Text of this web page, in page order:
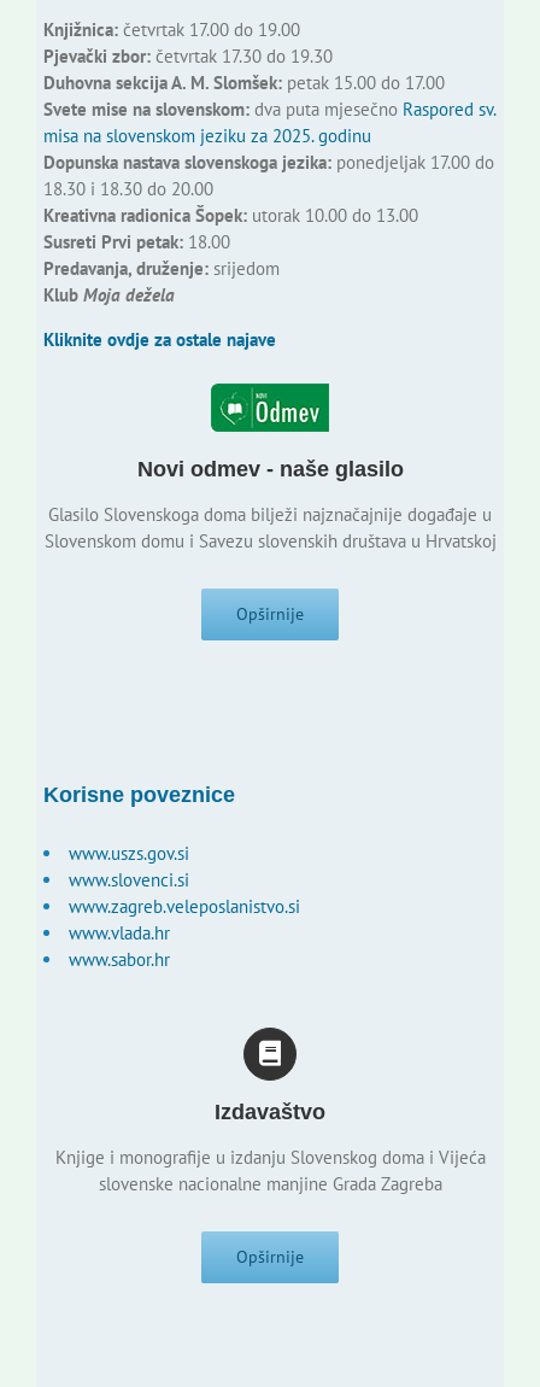
Knjižnica:četvrtak 17.00 do 19.00
Pjevački zbor:četvrtak 17.30 do 19.30
Duhovna sekcija A. M. Slomšek:petak 15.00 do 17.00
Svete mise na slovenskom:dva puta mjesečno Raspored sv.
misa na slovenskom jeziku za 2025. godinu
Dopunska nastava slovenskoga jezika:ponedjeljak 17.00 do
18.30 i 18.30 do 20.00
Kreativna radionica Šopek:utorak 10.00 do 13.00
Susreti Prvi petak:18.00
Predavanja, druženje:srijedom
Klub Moja dežela
Kliknite ovdje za ostale najave
Novi odmev - naše glasilo
Glasilo Slovenskoga doma bilježi najznačajnije događaje u
Slovenskom domu i Savezu slovenskih društava u Hrvatskoj
Opširnije
Korisne poveznice
www.uszs.gov.si
www.slovenci.si
www.zagreb.veleposlanistvo.si
www.vlada.hr
www.sabor.hr
Izdavaštvo
Knjige i monografije u izdanju Slovenskog doma i Vijeća
slovenske nacionalne manjine Grada Zagreba
Opširnije